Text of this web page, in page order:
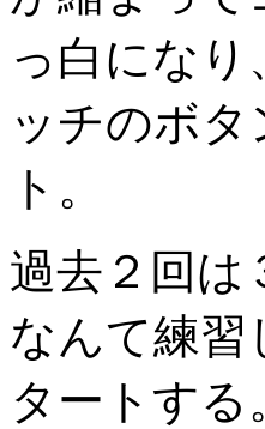
っ白にな
ッチのボ
ト。
過去２回は
なんて練
タートす